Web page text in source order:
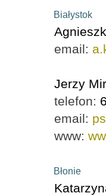
Białystok
email:
Jerzy
telefon:
email:
www:
Błonie